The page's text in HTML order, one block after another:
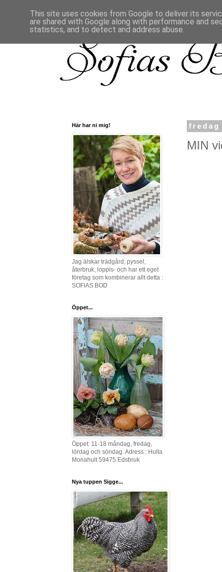
fredag
MIN
Här har ni mig!
Jag älskar trädgård, pyssel,
återbruk, loppis- och har ett eget
företag som kombinerar allt detta :
SOFIAS BOD
Öppet...
Öppet: 11-18 måndag, fredag,
lördag och söndag. Adress : Hulta
Monahult 59475 Edsbruk
Nya tuppen Sigge...
This site uses cookies from Google to deliver its
are shared with Google along with performance and
statistics, and to detect and address abuse.